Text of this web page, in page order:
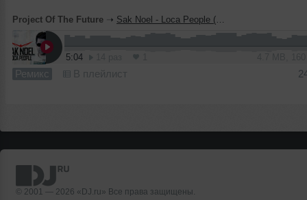
Project Of The Future ➝ Sak Noel - Loca People (Project Of The Future Remix)
5:04
Ремикс В плейлист
© 2001 — 2026 «DJ.ru» Все права защищены.